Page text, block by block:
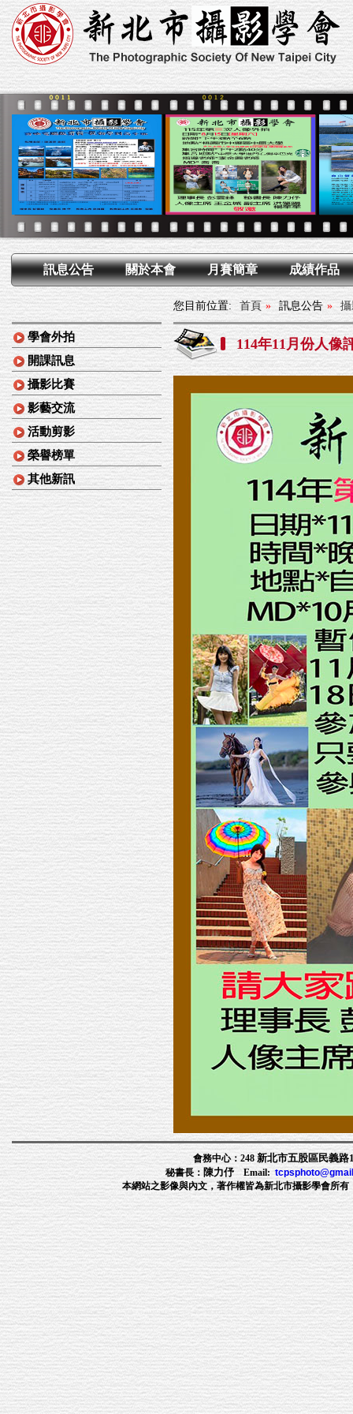
訊息公告 關於本會 月賽簡章 成績作品
學會外拍
開課訊息
攝影比賽
影藝交流
活動剪影
榮譽榜單
其他新訊
您目前位置: 首頁 » 訊息公告 »
114年11月份人像
會務中心：248新北市五股區民義路
秘書長： 陳力伃 Email:
本網站之影像與內文，著作權皆為新北市攝影學會所